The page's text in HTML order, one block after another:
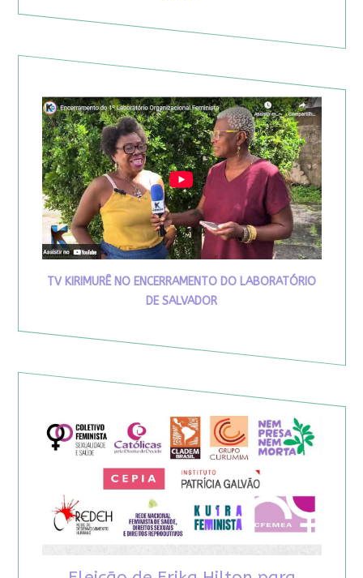
TV KIRIMURÊ NO ENCERRAMENTO DO LABORATÓRIO
DE SALVADOR